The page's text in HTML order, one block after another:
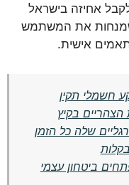
אחיזה בישראל
את המשתמש
אישית.
חשמלי תקין
בקיץ
שלה כל הזמן
ביטחון עצמי